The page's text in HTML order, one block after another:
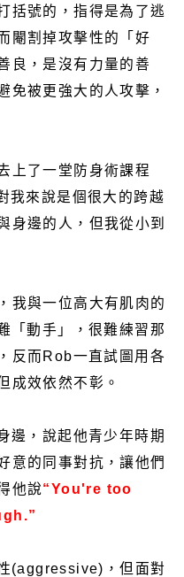
括號的，指得是為了逃
閹割掉攻擊性的「好
良，是沒有力量的善
免被更強大的人攻擊，
上了一堂防身術課程
我來說是個很大的跨越
身邊的人，但我從小到
我與一位高大有肌肉的
「動手」，很難練習那
反而Rob一直試圖用各
成效依然不彰。
邊，說起他青少年時期
意的同事對抗，讓他們
他說“You're too
(aggressive)，但面對